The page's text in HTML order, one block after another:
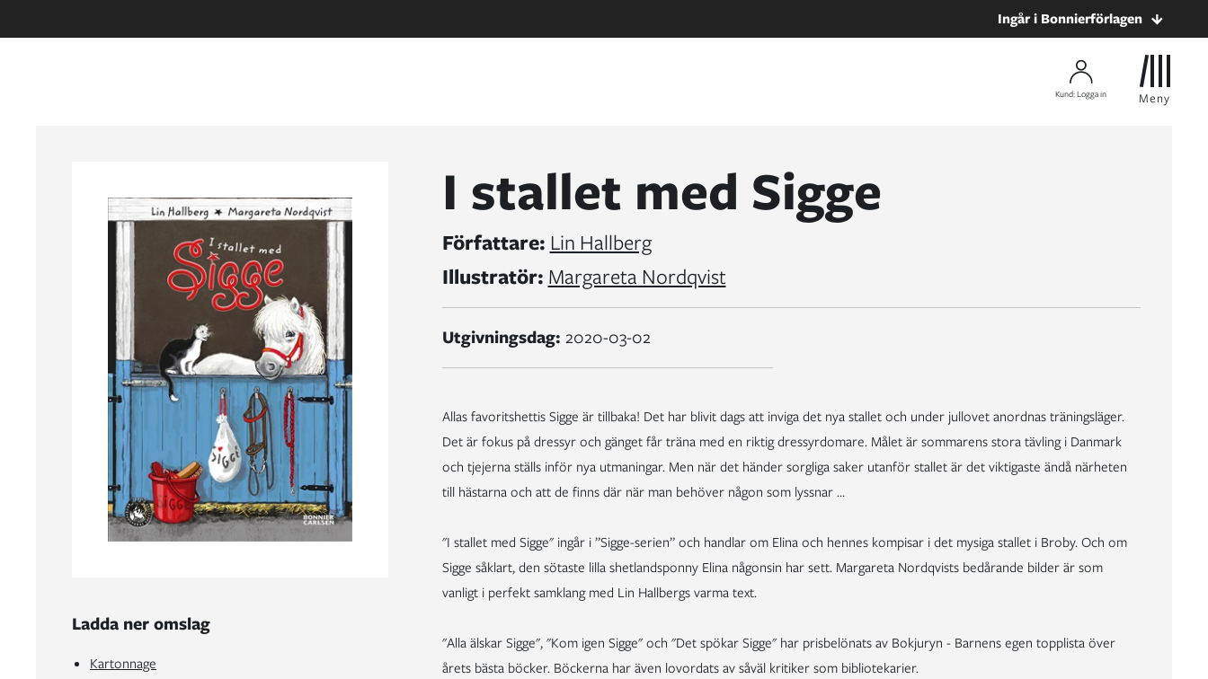
Ingår i Bonnierförlagen
Kund: Logga in Meny
Ladda ner omslag
Kartonnage
I stallet med Sigge
Författare: Lin Hallberg
Illustratör: Margareta Nordqvist
Utgivningsdag: 2020-03-02
Allas favoritshettis Sigge är tillbaka! Det har blivit dags att inviga det nya stallet och under jullovet anordnas träningsläger.
Det är fokus på dressyr och gänget får träna med en riktig dressyrdomare. Målet är sommarens stora tävling i Danmark
och tjejerna ställs inför nya utmaningar. Men när det händer sorgliga saker utanför stallet är det viktigaste ändå närheten
till hästarna och att de finns där när man behöver någon som lyssnar …
"I stallet med Sigge" ingår i ”Sigge-serien” och handlar om Elina och hennes kompisar i det mysiga stallet i Broby. Och om
Sigge såklart, den sötaste lilla shetlandsponny Elina någonsin har sett. Margareta Nordqvists bedårande bilder är som
vanligt i perfekt samklang med Lin Hallbergs varma text.
"Alla älskar Sigge", "Kom igen Sigge" och "Det spökar Sigge" har prisbelönats av Bokjuryn - Barnens egen topplista över
årets bästa böcker. Böckerna har även lovordats av såväl kritiker som bibliotekarier.